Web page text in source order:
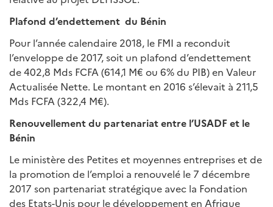
Plafond d’endettement du Bénin
Pour l’année calendaire 2018, le FMI a reconduit
l’enveloppe de 2017, soit un plafond d’endettement
de 402,8 Mds FCFA (614,1 M€ ou 6% du PIB) en Valeur
Actualisée Nette. Le montant en 2016 s’élevait à 211,5
Mds FCFA (322,4 M€).
Renouvellement du partenariat entre l’USADF et le
Bénin
Le ministère des Petites et moyennes entreprises et de
la promotion de l’emploi a renouvelé le 7 décembre
2017 son partenariat stratégique avec la Fondation
des Etats-Unis pour le développement en Afrique